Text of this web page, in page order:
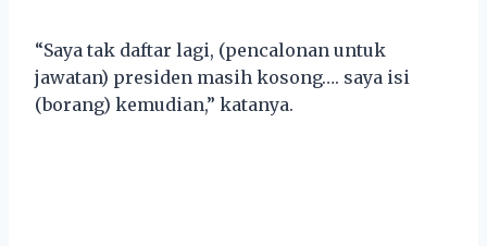
“Saya tak daftar lagi, (pencalonan untuk
jawatan) presiden masih kosong…. saya isi
(borang) kemudian,” katanya.